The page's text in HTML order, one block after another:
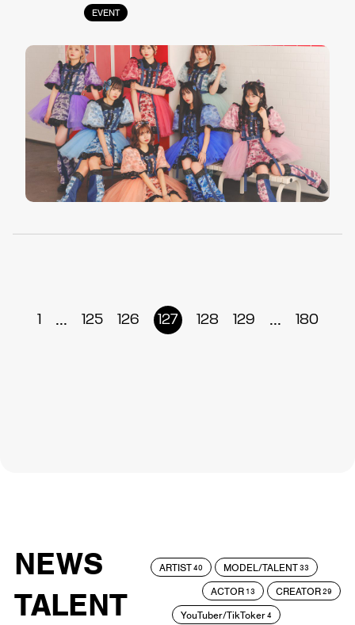
EVENT
1 ... 125 126 127 128 129 ... 180
NEWS
TALENT
ARTIST40 MODEL/TALENT33
ACTOR 13 CREATOR29
YouTuber/TikToker4